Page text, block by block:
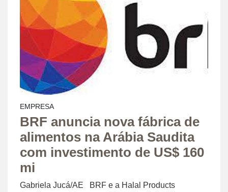
EMPRESA
BRF anuncia nova fábrica de
alimentos na Arábia Saudita
com investimento de US$ 160
mi
Gabriela Jucá/AE BRF e a Halal Products